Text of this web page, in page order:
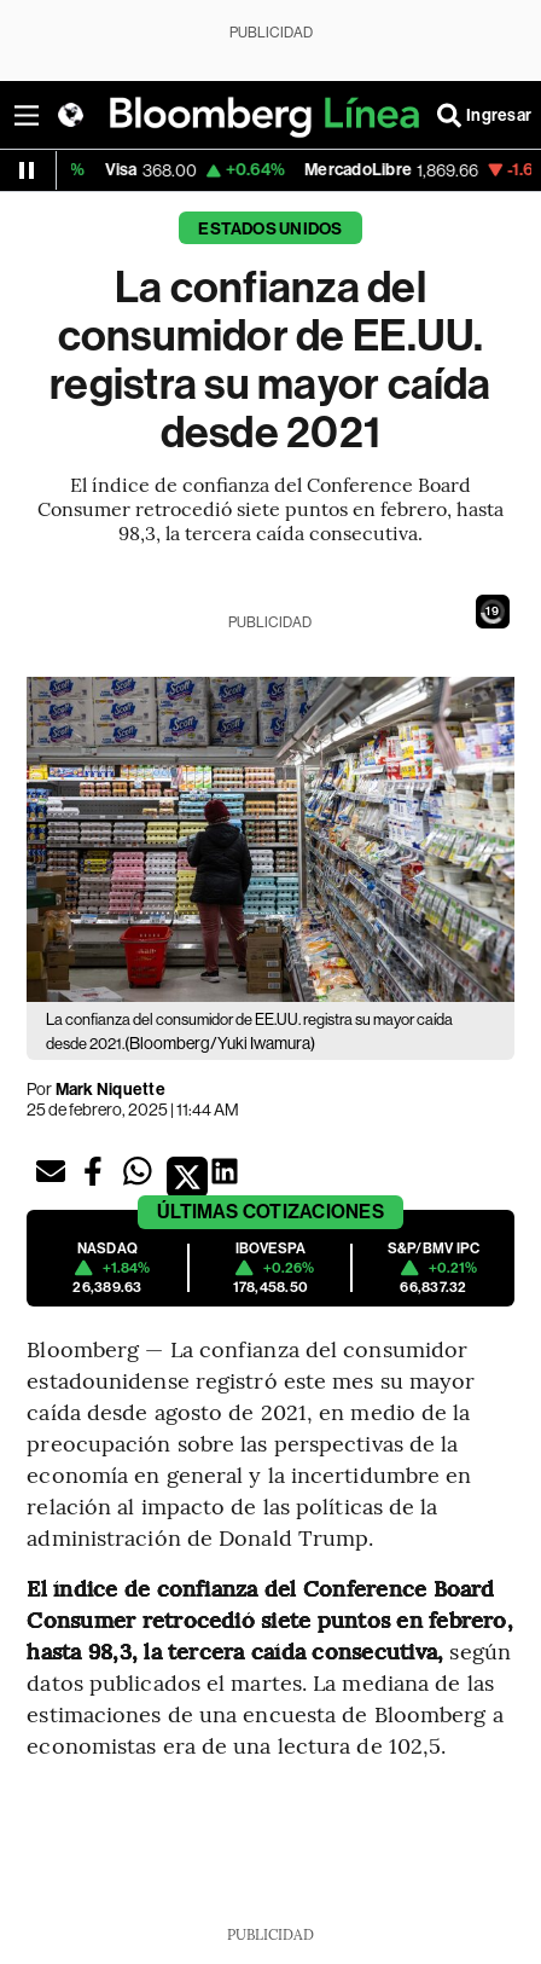
PUBLICIDAD
Ingresar
368.00 +0.64% MercadoLibre 1,869.66 -1.62%
ESTADOS UNIDOS
La confianza del
consumidor de EE.UU.
registra su mayor caída
desde 2021
El índice de confianza del Conference Board
Consumer retrocedió siete puntos en febrero, hasta
98,3, la tercera caída consecutiva.
18
PUBLICIDAD
La confianza del consumidor de EE.UU. registra su mayor caída
desde 2021.(Bloomberg/Yuki Iwamura)
PorMark Niquette
25 de febrero, 2025 | 11:44 AM
ÚLTIMAS COTIZACIONES
NASDAQ
+1.84%
26,389.63
IBOVESPA
+0.26%
178,458.50
S&P/BMV IPC
+0.21%
66,837.32
Bloomberg — La confianza del consumidor
estadounidense registró este mes su mayor
caída desde agosto de 2021, en medio de la
preocupación sobre las perspectivas de la
economía en general y la incertidumbre en
relación al impacto de las políticas de la
administración de Donald Trump.
El índice de confianza del Conference Board
Consumer retrocedió siete puntos en febrero,
hasta 98,3, la tercera caída consecutiva, según
datos publicados el martes. La mediana de las
estimaciones de una encuesta de Bloomberg a
economistas era de una lectura de 102,5.
PUBLICIDAD